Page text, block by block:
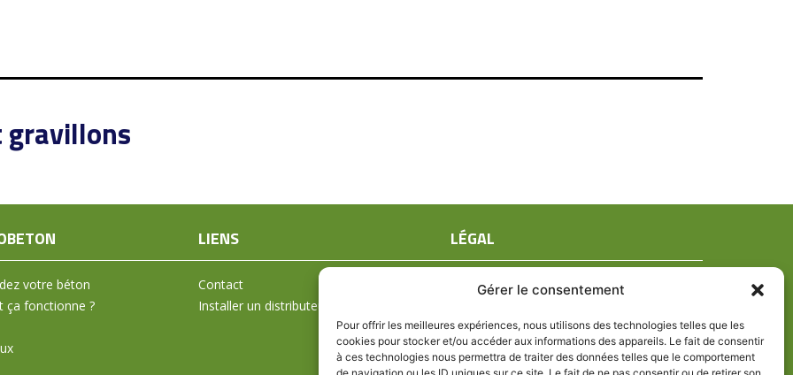
Gérer le consentement
Pour offrir les meilleures expériences, nous utilisons des technologies telles que les
cookies pour stocker et/ou accéder aux informations des appareils. Le fait de consentir
à ces technologies nous permettra de traiter des données telles que le comportement
gravillons
votre béton
ça fonctionne ?
LIENS
Contact
Installer un distributeur
LÉGAL
Mentions légales
Politique de confidentialité
Politique de cookies (UE)